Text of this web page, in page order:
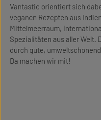
Vantastic orientiert sich
veganen Rezepten aus
Mittelmeerraum,
Spezialitäten aus aller Welt.
durch gute,
Da machen wir mit!